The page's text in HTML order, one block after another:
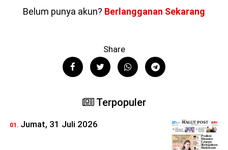
Belum punya akun? Berlangganan Sekarang
Share
Terpopuler
Jumat, 31 Juli 2026